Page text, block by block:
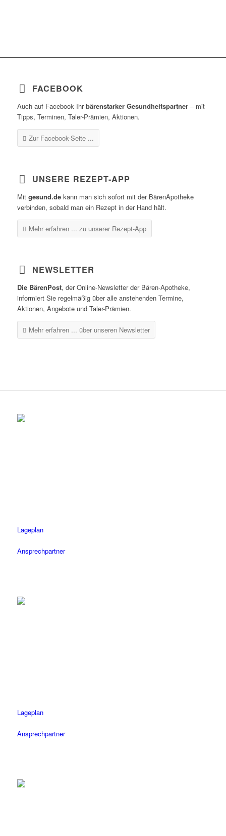
FACEBOOK
Auch auf Facebook Ihrbärenstarker Gesundheitspartner– mit
Tipps, Terminen, Taler-Prämien, Aktionen.
Zur Facebook-Seite ...
UNSERE REZEPT-APP
Mit gesund.dekann man sich sofort mit der BärenApotheke
verbinden, sobald man ein Rezept in der Hand hält.
Mehr erfahren ... zu unserer Rezept-App
NEWSLETTER
Die BärenPost, der Online-Newsletter der Bären-Apotheke,
informiert Sie regelmäßig über alle anstehenden Termine,
Aktionen, Angebote und Taler-Prämien.
Mehr erfahren ... über unseren Newsletter
Lageplan
Ansprechpartner
Lageplan
Ansprechpartner